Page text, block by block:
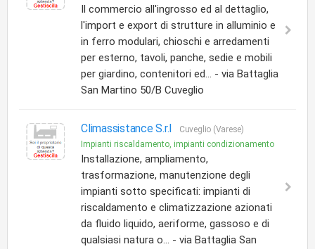
Il commercio all'ingrosso ed al dettaglio,
l'import e export di strutture in alluminio e
in ferro modulari, chioschi e arredamenti
per esterno, tavoli, panche, sedie e mobili
per giardino, contenitori ed... - via Battaglia
San Martino 50/B Cuveglio
Climassistance S.r.l
Cuveglio (Varese)
Impianti riscaldamento, impianti condizionamento
Installazione, ampliamento,
trasformazione, manutenzione degli
impianti sotto specificati: impianti di
riscaldamento e climatizzazione azionati
da fluido liquido, aeriforme, gassoso e di
qualsiasi natura o... - via Battaglia San